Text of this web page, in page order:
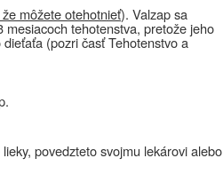
môžete otehotnieť). Valzap sa
tehotenstva, pretože jeho
(pozri časť Tehotenstvo a
povedzteto svojmu lekárovi alebo